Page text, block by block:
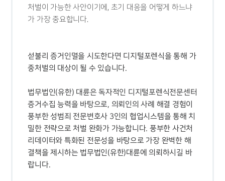
처벌이 가능한 사안이기에, 초기 대응을 어떻게 하느냐
가 가장 중요합니다.
섣불리 증거인멸을 시도한다면 디지털포렌식을 통해 가
중처벌의 대상이 될 수 있습니다.
법무법인(유한) 대륜은 독자적인 디지털포렌식전문센터
증거수집 능력을 바탕으로, 의뢰인의 사례 해결 경험이
풍부한 성범죄 전문변호사 3인의 협업시스템을 통해 치
밀한 전략으로 처벌 완화가 가능합니다. 풍부한 사건처
리데이터와 특화된 전문성을 바탕으로 가장 완벽한 해
결책을 제시하는 법무법인(유한)대륜에 의뢰하시길 바
랍니다.